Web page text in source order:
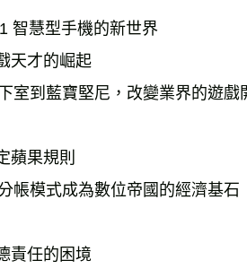
智慧型手機的新世界
天才的崛起
室到藍寶堅尼，改變業界的遊戲
蘋果規則
帳模式成為數位帝國的經濟基石
責任的困境